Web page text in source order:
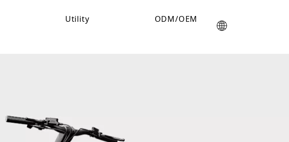
Utility
ODM/OEM